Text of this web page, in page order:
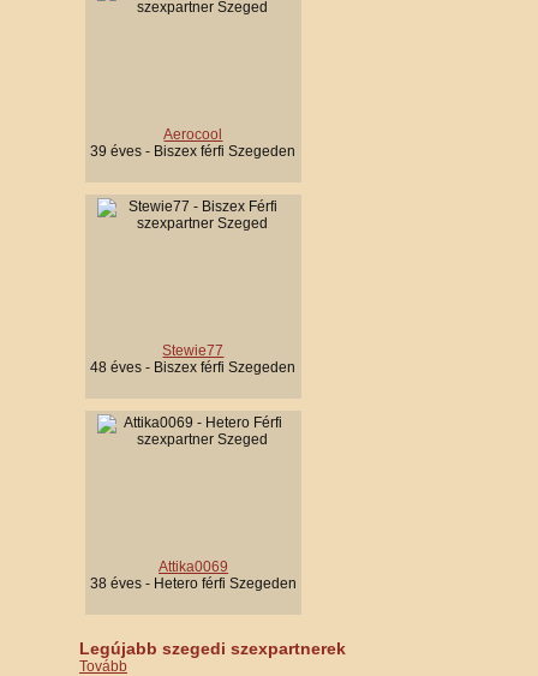
Aerocool
39 éves - Biszex férfi Szegeden
Stewie77
48 éves - Biszex férfi Szegeden
Attika0069
38 éves - Hetero férfi Szegeden
Legújabb szegedi szexpartnerek
Tovább